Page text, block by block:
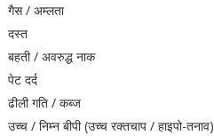
गैस / अम्लता
दस्त
बहती / अवरुद्ध नाक
पेट दर्द
ढीली गति / कब्ज
उच्च / निम्न बीपी (उच्च रक्तचाप / हाइपो-तनाव)